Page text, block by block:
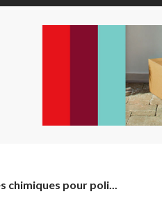
chimiques pour poli...